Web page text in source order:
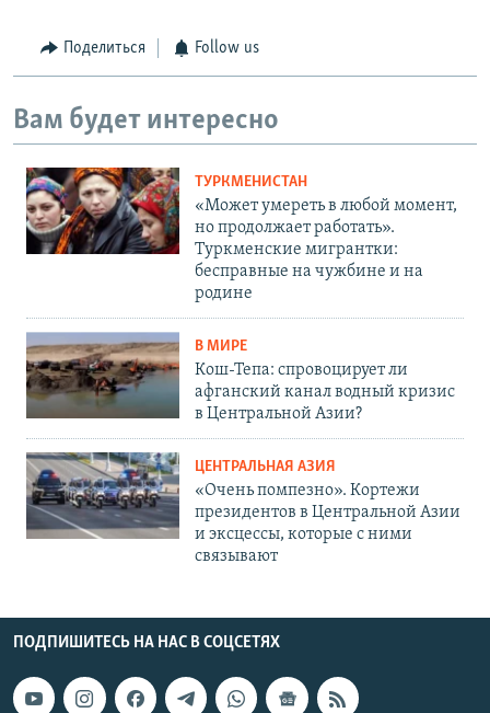
Поделиться Follow us
Вам будет интересно
ТУРКМЕНИСТАН
«Может умереть в любой момент,
но продолжает работать».
Туркменские мигрантки:
бесправные на чужбине и на
родине
В МИРЕ
Кош-Тепа: спровоцирует ли
афганский канал водный кризис
в Центральной Азии?
ЦЕНТРАЛЬНАЯ АЗИЯ
«Очень помпезно». Кортежи
президентов в Центральной Азии
и эксцессы, которые с ними
связывают
ПОДПИШИТЕСЬ НА НАС В СОЦСЕТЯХ